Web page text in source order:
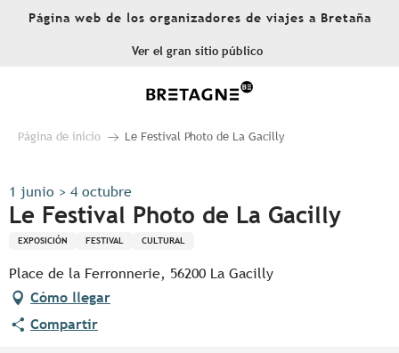
AllerPágina web de los organizadores de viajes a Bretaña
Ver el gran sitio público
Página de inicio Le Festival Photo de La Gacilly
1 junio > 4 octubre
Le Festival Photo de La Gacilly
EXPOSICIÓN FESTIVAL CULTURAL
Place de la Ferronnerie, 56200 La Gacilly
Cómo llegar
Compartir